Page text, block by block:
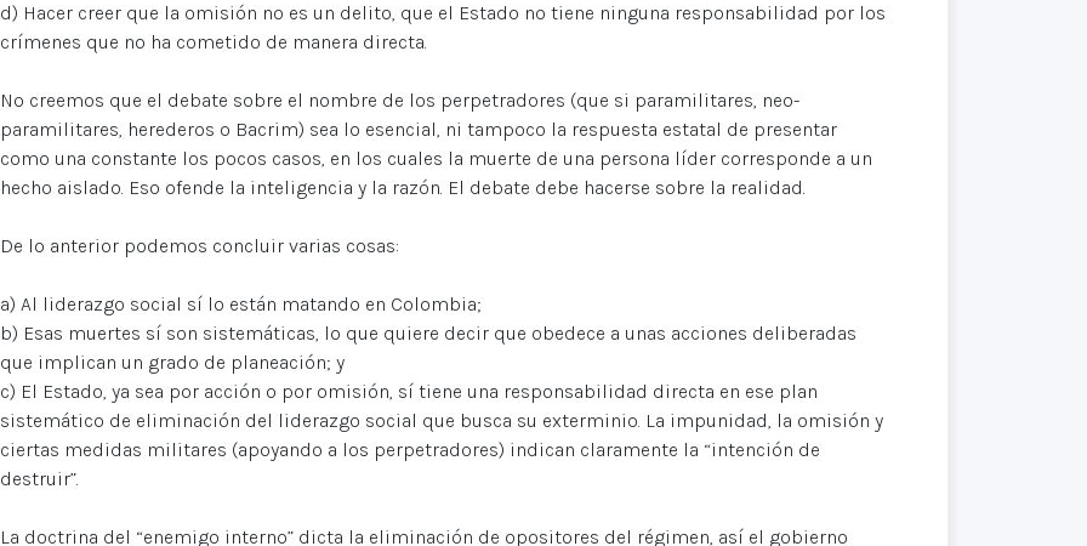
d) Hacer creer que la omisión no es un delito, que el Estado no tiene ninguna responsabilidad por los
crímenes que no ha cometido de manera directa.
No creemos que el debate sobre el nombre de los perpetradores (que si paramilitares, neo-
paramilitares, herederos o Bacrim) sea lo esencial, ni tampoco la respuesta estatal de presentar
como una constante los pocos casos, en los cuales la muerte de una persona líder corresponde a un
hecho aislado. Eso ofende la inteligencia y la razón. El debate debe hacerse sobre la realidad.
De lo anterior podemos concluir varias cosas:
a) Al liderazgo social sí lo están matando en Colombia;
b) Esas muertes sí son sistemáticas, lo que quiere decir que obedece a unas acciones deliberadas
que implican un grado de planeación; y
c) El Estado, ya sea por acción o por omisión, sí tiene una responsabilidad directa en ese plan
sistemático de eliminación del liderazgo social que busca su exterminio. La impunidad, la omisión y
ciertas medidas militares (apoyando a los perpetradores) indican claramente la “intención de
destruir”.
La doctrina del “enemigo interno” dicta la eliminación de opositores del régimen, así el gobierno